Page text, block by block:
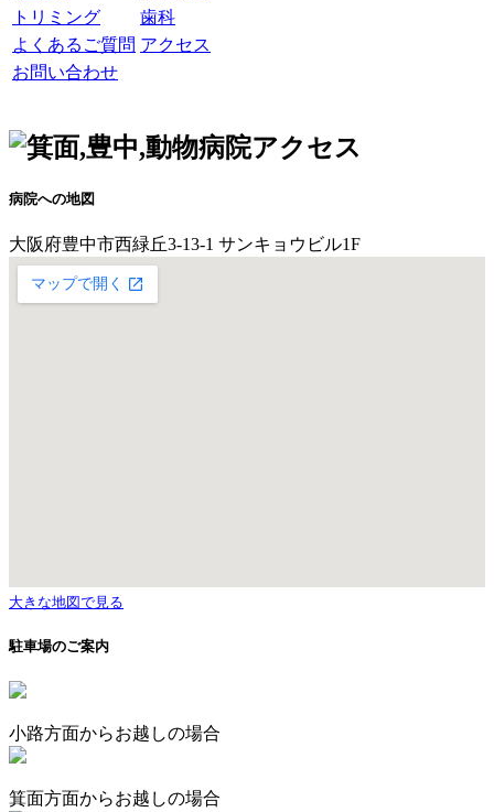
トリミング
歯科
よくあるご質問 アクセス
お問い合わせ
アクセス
病院への地図
大阪府豊中市西緑丘3-13-1 サンキョウビル1F
大きな地図で見る
駐車場のご案内
小路方面からお越しの場合
箕面方面からお越しの場合